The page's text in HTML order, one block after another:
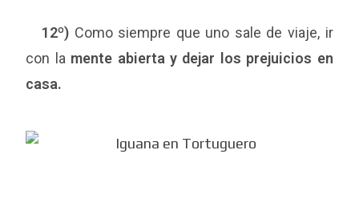
12º) Como siempre que uno sale de viaje, ir
con la mente abierta y dejar los prejuicios en
casa.